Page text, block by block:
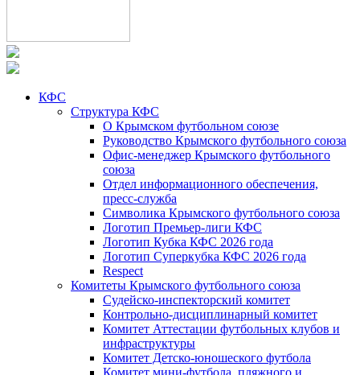
КФС
Структура КФС
О Крымском футбольном союзе
Руководство Крымского футбольного союза
Офис-менеджер Крымского футбольного
союза
Отдел информационного обеспечения,
пресс-служба
Символика Крымского футбольного союза
Логотип Премьер-лиги КФС
Логотип Кубка КФС 2026 года
Логотип Суперкубка КФС 2026 года
Respect
Комитеты Крымского футбольного союза
Судейско-инспекторский комитет
Контрольно-дисциплинарный комитет
Комитет Аттестации футбольных клубов и
инфраструктуры
Комитет Детско-юношеского футбола
Комитет мини-футбола, пляжного и